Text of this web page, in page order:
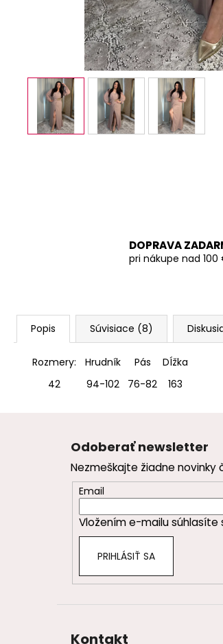
DOPRAVA
pri nákupe nad 100
Popis Súvisiace (8)
Rozmery: Hrudník Pás
DÍžka
42
94-102 76-82 163
Odoberať newsletter
Nezmeškajte žiadne novinky
Email
Vložením e-mailu súhlasíte
PRIHLÁSIŤ SA
Kontakt